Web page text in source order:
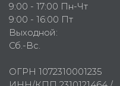
9:00 - 17:00 Пн-Чт
9:00 - 16:00 Пт
Выходной:
Сб.-Вс.
ОГРН 1072310001235